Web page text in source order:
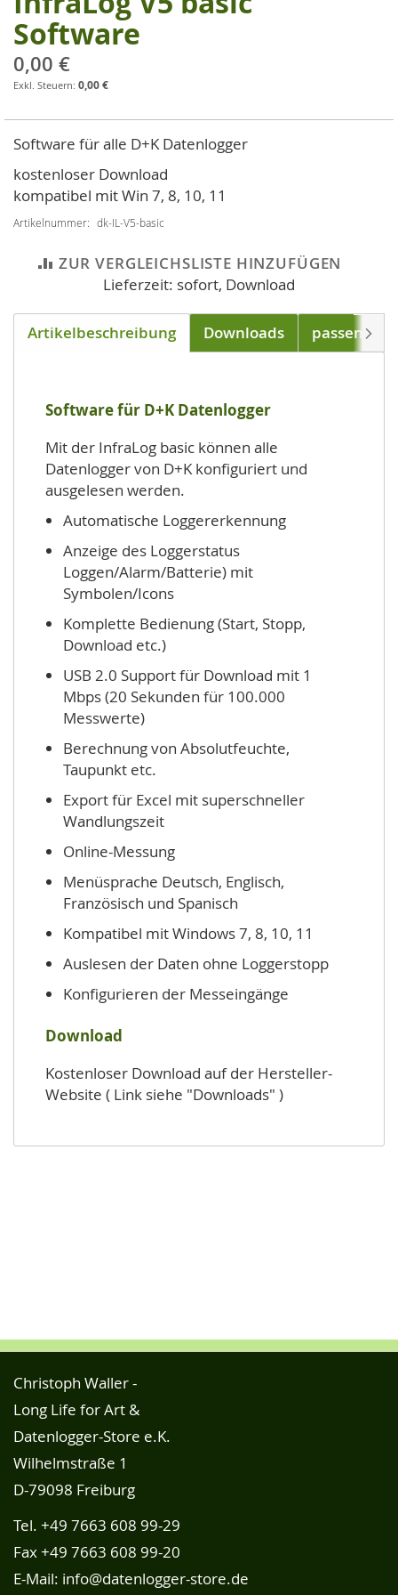
Anfang
der
Bildgalerie
springen
Software
0,00 €
0,00 €
Software für alle D+K Datenlogger
kostenloser Download
kompatibel mit Win 7, 8, 10, 11
Artikelnummer dk-IL-V5-basic
ZUR VERGLEICHSLISTE HINZUFÜGEN
Lieferzeit: sofort, Download
Artikelbeschreibung Downloads passend für
Software für D+K Datenlogger
Mit der InfraLog basic können alle
Datenlogger von D+K konfiguriert und
ausgelesen werden.
Automatische Loggererkennung
Anzeige des Loggerstatus
Loggen/Alarm/Batterie) mit
Symbolen/Icons
Komplette Bedienung (Start, Stopp,
Download etc.)
USB 2.0 Support für Download mit 1
Mbps (20 Sekunden für 100.000
Messwerte)
Berechnung von Absolutfeuchte,
Taupunkt etc.
Export für Excel mit superschneller
Wandlungszeit
Online-Messung
Menüsprache Deutsch, Englisch,
Französisch und Spanisch
Kompatibel mit Windows 7, 8, 10, 11
Auslesen der Daten ohne Loggerstopp
Konfigurieren der Messeingänge
Download
Kostenloser Download auf der Hersteller-
Website ( Link siehe "Downloads" )
Christoph Waller -
Long Life for Art &
Datenlogger-Store e.K.
Wilhelmstraße 1
D-79098 Freiburg
Tel. +49 7663 608 99-29
Fax +49 7663 608 99-20
E-Mail: info@datenlogger-store.de